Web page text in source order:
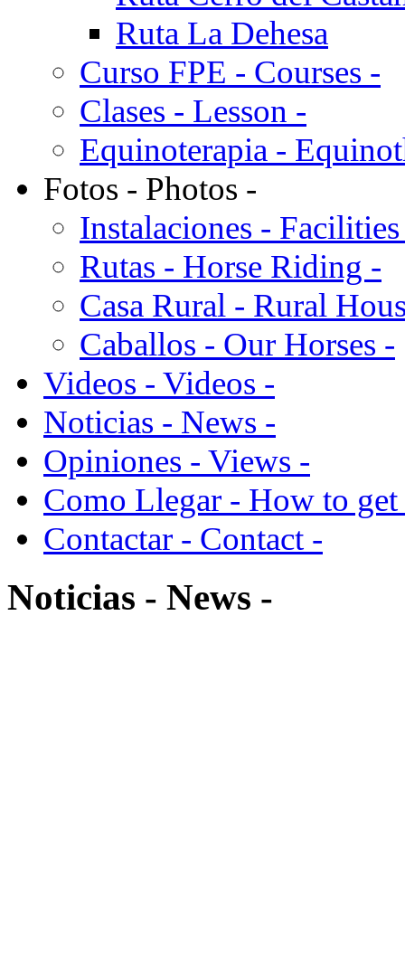
Ruta La Dehesa
Curso FPE - Courses -
Clases - Lesson -
Equinoterapia -
Fotos - Photos -
Instalaciones -
Rutas - Horse Riding -
Casa Rural - Rural
Caballos - Our Horses -
Videos - Videos -
Noticias - News -
Opiniones - Views -
Como Llegar - How to get
Contactar - Contact -
Noticias - News -